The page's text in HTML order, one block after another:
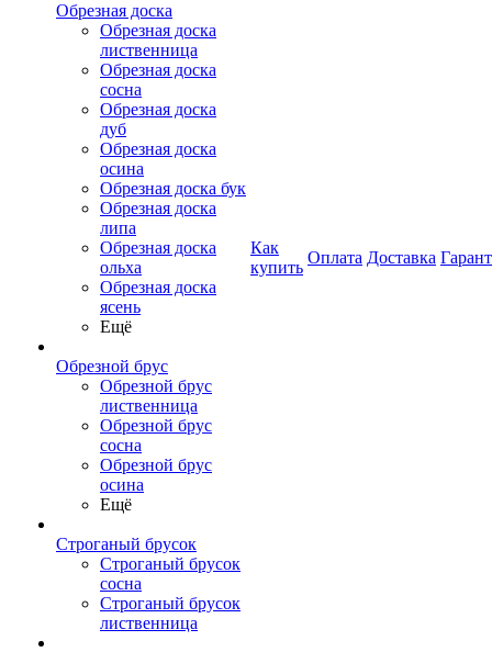
Обрезная доска
Обрезная доска
лиственница
Обрезная доска
сосна
Обрезная доска
дуб
Обрезная доска
осина
Обрезная доска бук
Обрезная доска
липа
Обрезная доска
ольха
Обрезная доска
ясень
Ещё
Обрезной брус
Обрезной брус
лиственница
Обрезной брус
сосна
Обрезной брус
осина
Ещё
Строганый брусок
Строганый брусок
сосна
Строганый брусок
лиственница
Как
купить
Оплата Доставка